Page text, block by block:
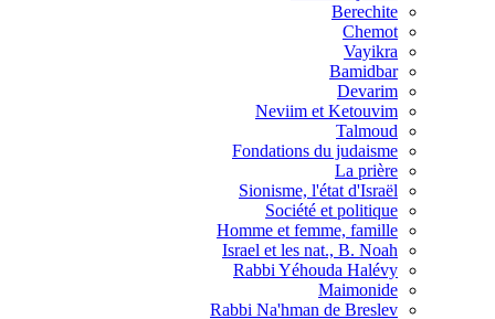
Berechite
Chemot
Vayikra
Bamidbar
Devarim
Neviim et Ketouvim
Talmoud
Fondations du judaisme
La prière
Sionisme, l'état d'Israël
Société et politique
Homme et femme, famille
Israel et les nat., B. Noah
Rabbi Yéhouda Halévy
Maimonide
Rabbi Na'hman de Breslev